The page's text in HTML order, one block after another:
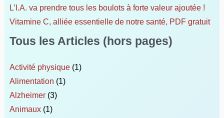
L’I.A. va prendre tous les boulots à forte valeur ajoutée !
Vitamine C, alliée essentielle de notre santé, PDF gratuit
Tous les Articles (hors pages)
Activité physique(1)
Alimentation (1)
Alzheimer(3)
Animaux(1)